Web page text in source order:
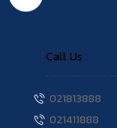
Call Us
021813888
021411888